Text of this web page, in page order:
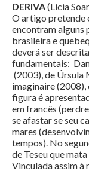
DERIVA(Licia
O artigo pretende
encontram alguns
brasileira e
deverá ser
fundamentais:
(2003), de Úrsula
imaginaire
figura é
em francês
se afastar se seu
mares
tempos). No
de Teseu que
Vinculada assim à